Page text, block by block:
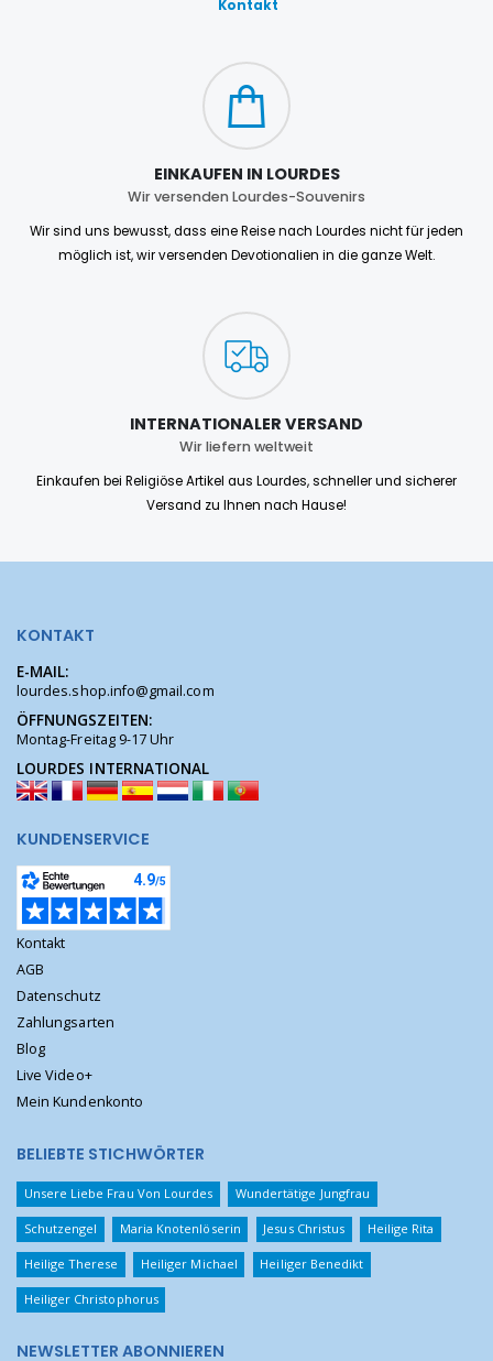
Kontakt
EINKAUFEN IN LOURDES
Wir versenden Lourdes-Souvenirs
Wir sind uns bewusst, dass eine Reise nach Lourdes nicht für jeden
möglich ist, wir versenden Devotionalien in die ganze Welt.
INTERNATIONALER VERSAND
Wir liefern weltweit
Einkaufen bei Religiöse Artikel aus Lourdes, schneller und sicherer
Versand zu Ihnen nach Hause!
KONTAKT
E-MAIL:
lourdes.shop.info@gmail.com
ÖFFNUNGSZEITEN:
Montag-Freitag 9-17 Uhr
LOURDES INTERNATIONAL
KUNDENSERVICE
Kontakt
AGB
Datenschutz
Zahlungsarten
Blog
Live Video+
Mein Kundenkonto
BELIEBTE STICHWÖRTER
Unsere Liebe Frau Von Lourdes Wundertätige Jungfrau
Schutzengel Maria Knotenlöserin Jesus Christus Heilige Rita
Heilige Therese Heiliger Michael Heiliger Benedikt
Heiliger Christophorus
NEWSLETTER ABONNIEREN